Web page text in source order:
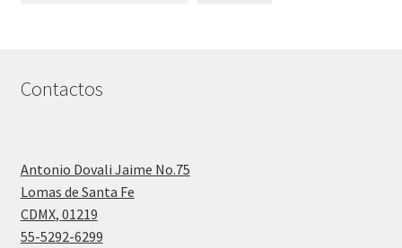
Contactos
Antonio Dovali Jaime No.75
Lomas de Santa Fe
CDMX, 01219
55-5292-6299